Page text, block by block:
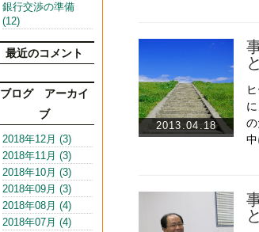
2013.04.18
と
銀行交渉の準備
(12)
最近のコメント
ブログ アーカイ
ブ
2018年12月 (3)
2018年11月 (3)
2018年10月 (3)
2018年09月 (3)
2018年08月 (4)
2018年07月 (4)